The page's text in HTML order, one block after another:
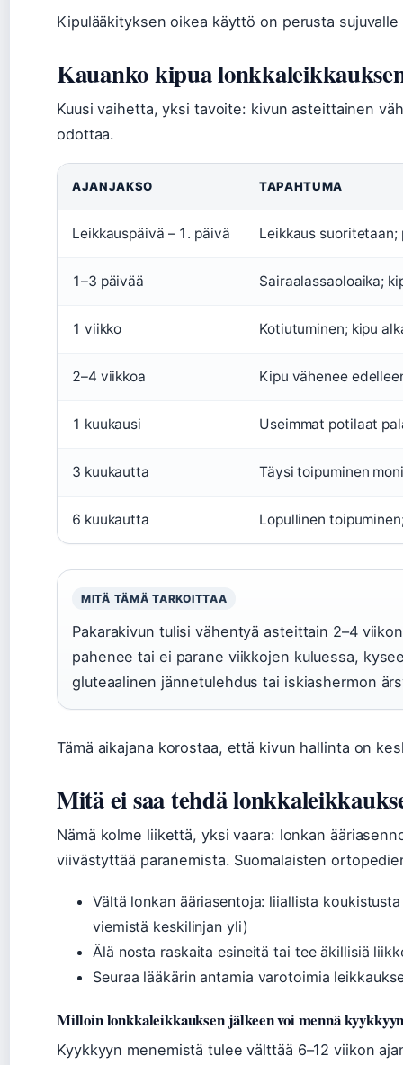
Kipulääkityksen oikea käyttö on perusta
Kauanko kipua
Kuusi vaihetta, yksi tavoite: kivun asteittainen
odottaa.
AJANJAKSO TAPAHTUMA
Leikkauspäivä – 1. päivä Leikkaus
1–3 päivää Sairaalassaoloaika;
1 viikko Kotiutuminen; kipu
2–4 viikkoa Kipu vähenee
1 kuukausi Useimmat potilaat
3 kuukautta Täysi toipuminen
6 kuukautta Lopullinen
MITÄ TÄMÄ TARKOITTAA
Pakarakivun tulisi vähentyä asteittain 2–4
pahenee tai ei parane viikkojen kuluessa,
gluteaalinen jännetulehdus tai iskiashermon
Tämä aikajana korostaa, että kivun hallinta on
Mitä ei saa tehdä
Nämä kolme liikettä, yksi vaara: lonkan
viivästyttää paranemista. Suomalaisten
Vältä lonkan ääriasentoja: liiallista
viemistä keskilinjan yli)
Älä nosta raskaita esineitä tai tee äkillisiä
Seuraa lääkärin antamia varotoimia
Milloin lonkkaleikkauksen jälkeen voi mennä
Kyykkyyn menemistä tulee välttää 6–12 viikon